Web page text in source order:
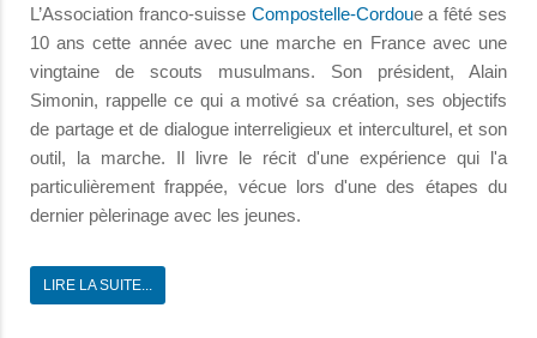
L’Association franco-suisse Compostelle-Cordoue a fêté ses
10 ans cette année avec une marche en France avec une
vingtaine de scouts musulmans. Son président, Alain
Simonin, rappelle ce qui a motivé sa création, ses objectifs
de partage et de dialogue interreligieux et interculturel, et son
outil, la marche. Il livre le récit d'une expérience qui l'a
particulièrement frappée, vécue lors d'une des étapes du
dernier pèlerinage avec les jeunes.
LIRE LA SUITE...